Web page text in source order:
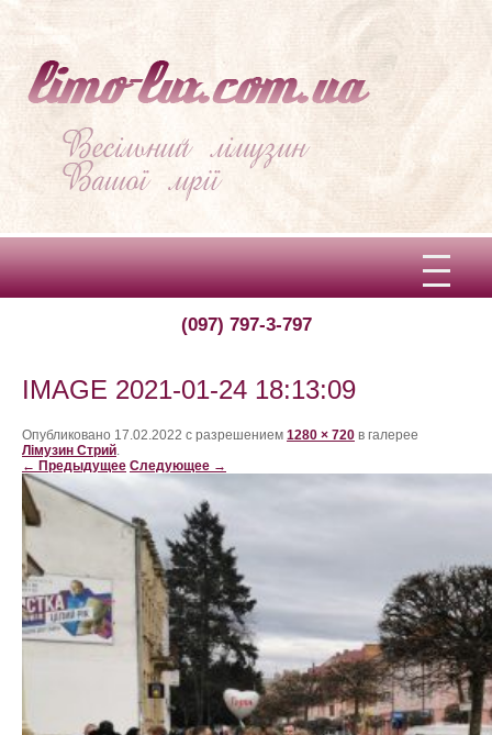
Про limo-lux
Відгуки
ФотоЗвіт
Статті
Контакти
(097) 797-3-797
IMAGE 2021-01-24 18:13:09
Опубликовано 17.02.2022 с разрешением 1280 × 720 в галерее
Лімузин Стрий.
← Предыдущее Следующее →